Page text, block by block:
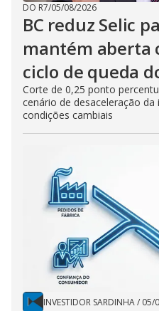
DO R7/05/08/2026
BC reduz Selic
mantém aberta
ciclo de queda
Corte de 0,25 ponto
cenário de desaceleração
condições cambiais
INVESTIDOR SARDINHA/ 05/